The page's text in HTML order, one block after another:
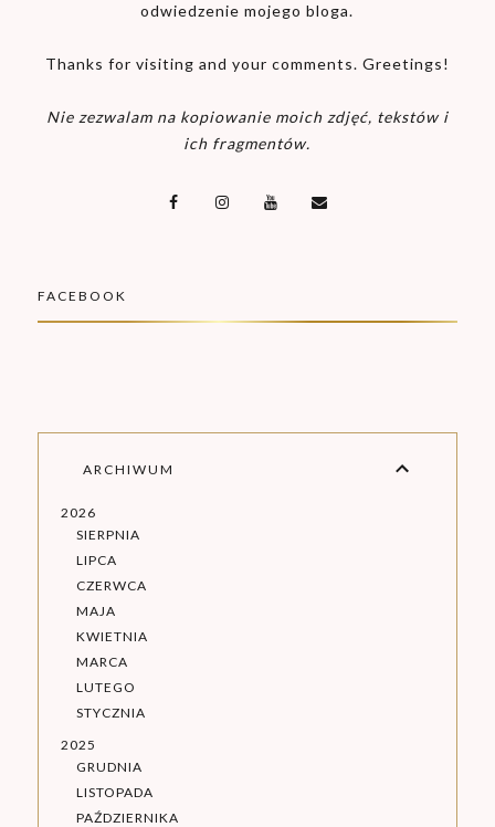
odwiedzenie mojego bloga.
Thanks for visiting and your comments. Greetings!
Nie zezwalam na kopiowanie moich zdjęć, tekstów i
ich fragmentów.
FACEBOOK
ARCHIWUM
2026
SIERPNIA
LIPCA
CZERWCA
MAJA
KWIETNIA
MARCA
LUTEGO
STYCZNIA
2025
GRUDNIA
LISTOPADA
PAŹDZIERNIKA